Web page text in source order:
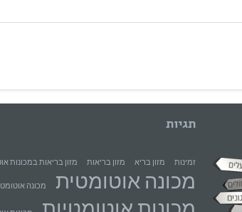
תגיות
זמינות מזון בריא מזון בריאות מזון בריאות במכונות
מכונה אוטומטית מכונה